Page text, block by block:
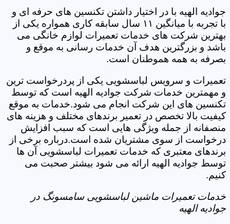
جوادیه الهیه با در اختیار داشتن تکنسین های حرفه ای و
با تجربه با میانگین ۱۱ سال سابقه کاری همواره یکی از
بهترین شرکت های خدمات تعمیرات لوازم خانگی می
باشد و بزرگترین هدف آن خدمات رسانی به موقع و
بصرفه به همه هموطنان است.
تعمیرات و سرویس لباسشویی یکی از پردرخواست ترین
و مهمترین خدمات شرکت جوادیه الهیه است که توسط
تکنسین های این شرکت انجام می شود.خدمات به موقع
کیفیت بالا تخصص در تعمیر برندهای مختلف و هزینه های
منصفانه از جمله ویژگی هایی است که سبب افزایش
درخواست از سوی مشتریان شده است.درباره برخی از
برندهای معتبری که خدمات تعمیرات لباسشویی آن ها
توسط جوادیه الهیه ارائه می شود بیشتر صحبت می
کنیم.
خدمات تعمیرات ماشین لباسشویی سامسونگ در
جوادیه الهیه